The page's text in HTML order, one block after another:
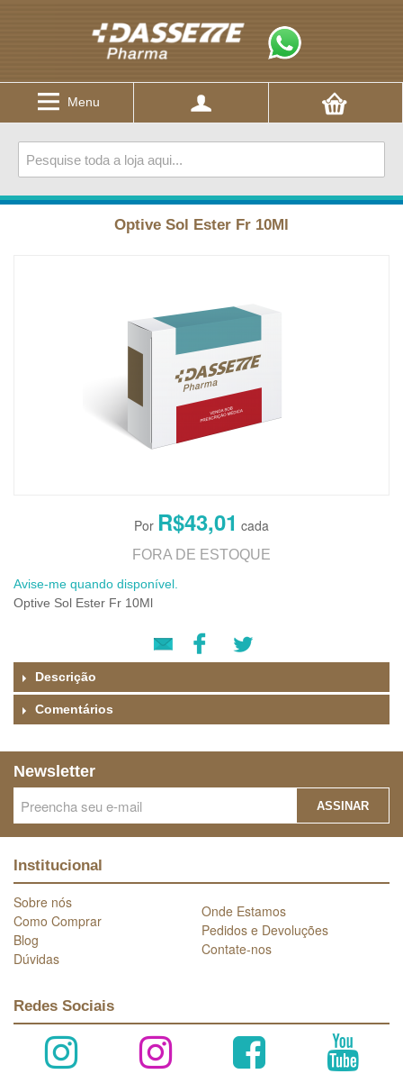
Menu
Optive Sol Ester Fr 10Ml
R$43,01
FORA DE ESTOQUE
Avise-me quando disponível.
Optive Sol Ester Fr 10Ml
Descrição
Comentários
Newsletter
ASSINAR
Institucional
Sobre nós
Como Comprar
Blog
Dúvidas
Onde Estamos
Pedidos e Devoluções
Contate-nos
Redes Sociais